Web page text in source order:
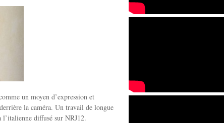
un moyen d’expression et
la caméra. Un travail de longue
diffusé sur NRJ12.